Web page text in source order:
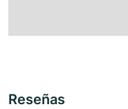
Reseñas